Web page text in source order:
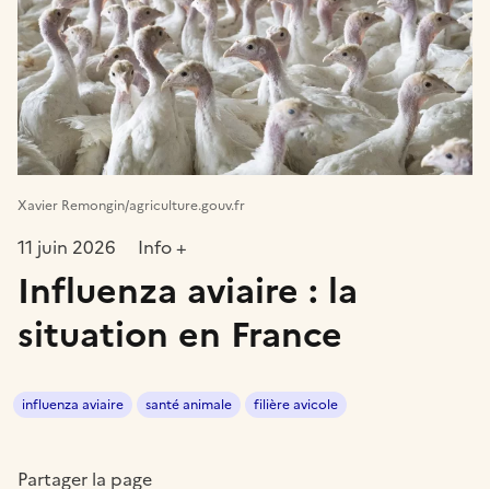
Xavier Remongin/agriculture.gouv.fr
11 juin 2026 Info +
Influenza aviaire : la
situation en France
influenza aviaire santé animale filière avicole
Partager la page